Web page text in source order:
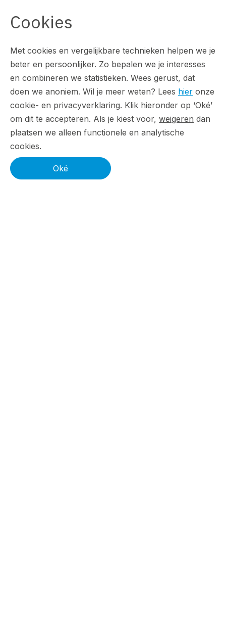
Direct naar
Werken bij ForResult
Resultaten
Over ons
Blog
Contact
Cookies
Met cookies en vergelijkbare technieken helpen we je
beter en persoonlijker. Zo bepalen we je interesses
en combineren we statistieken. Wees gerust, dat
doen we anoniem. Wil je meer weten? Lees hier onze
cookie- en privacyverklaring. Klik hieronder op ‘Oké’
om dit te accepteren. Als je kiest voor, weigeren dan
plaatsen we alleen functionele en analytische
cookies.
Oké